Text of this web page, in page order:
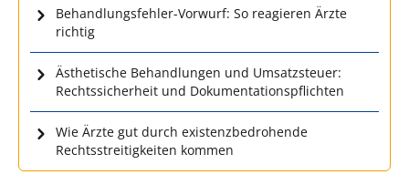
Behandlungsfehler-Vorwurf: So reagieren Ärzte
richtig
Ästhetische Behandlungen und Umsatzsteuer:
Rechtssicherheit und Dokumentationspflichten
Wie Ärzte gut durch existenzbedrohende
Rechtsstreitigkeiten kommen